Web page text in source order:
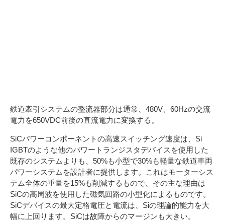
鉄道牽引システムの整流器部分は通常、480V、60Hzの交流
電力を650VDC前後の直流電力に変換する。
SiCパワーコンポーネントの高速スイッチング速度は、Si
IGBTのような他のパワートランジスタデバイスを使用した
既存のシステムよりも、50%も小型で30%も軽量な鉄道車両
パワーシステムを設計者に提供します。これはモーターシス
テム全体の重量を15%も削減するもので、その主な理由は
SiCの高周波を使用した磁気回路の小型化によるものです。
SiCデバイスの最大定格電圧と電流は、Siの理論的能力を大
幅に上回ります。SiCは故障からのマージンも大きい。